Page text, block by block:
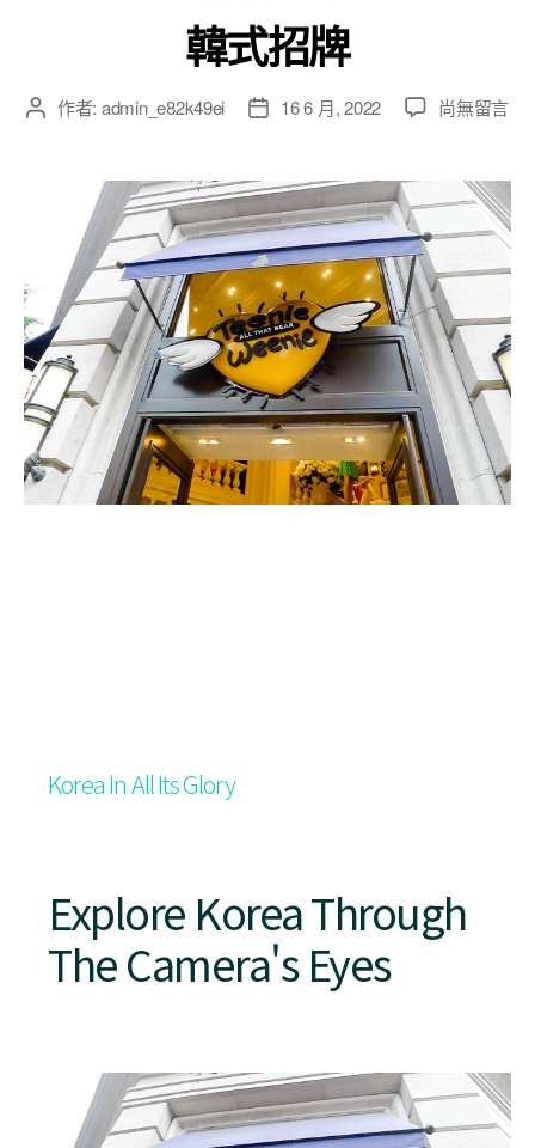
韓式招牌
作者: admin_e82k49ei 16 6 月, 2022 尚無留言
Korea In All Its Glory
Explore Korea Through
The Camera's Eyes